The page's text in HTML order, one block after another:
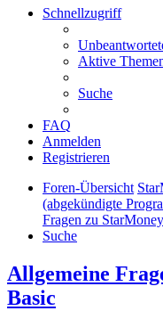
Schnellzugriff
Aktive
Suche
FAQ
Anmelden
Registrieren
Foren-Übersicht
(abgekündigte
Fragen zu
Suche
Allgemeine
Basic